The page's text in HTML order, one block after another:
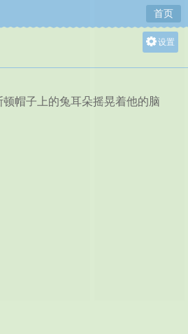
首页
设置
中
帽子上的兔耳朵摇晃着他的脑